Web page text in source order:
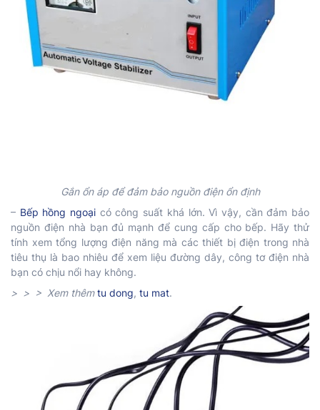
Gắn ổn áp để đảm bảo nguồn điện ổn định
– Bếp hồng ngoại có công suất khá lớn. Vì vậy, cần đảm bảo
nguồn điện nhà bạn đủ mạnh để cung cấp cho bếp. Hãy thử
tính xem tổng lượng điện năng mà các thiết bị điện trong nhà
tiêu thụ là bao nhiêu để xem liệu đường dây, công tơ điện nhà
bạn có chịu nổi hay không.
> > > Xem thêm tu dong, tu mat.